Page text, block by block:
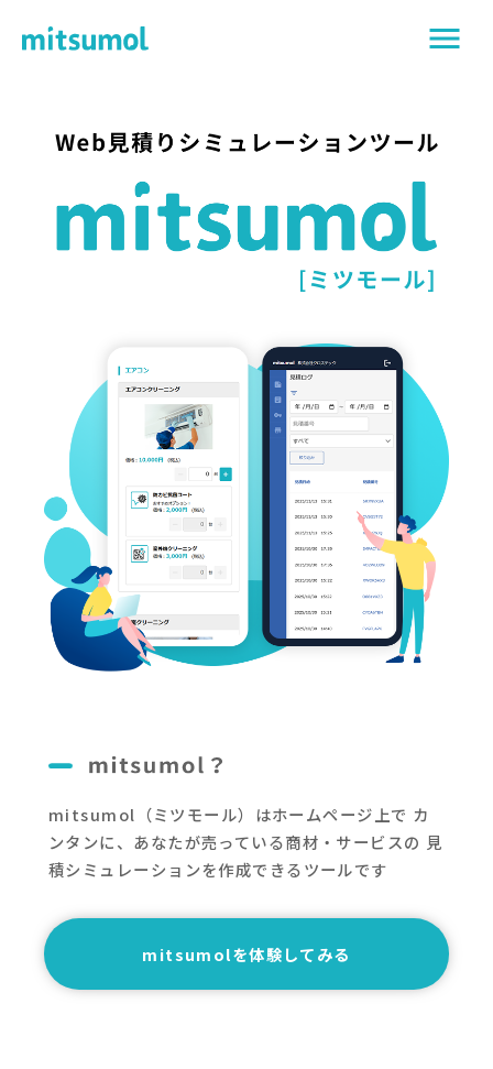
mitsumol（ミツモール）はホームページ上で カ
ンタンに、あなたが売っている商材・サービスの 見
積シミュレーションを作成できるツールです
mitsumolを体験してみる